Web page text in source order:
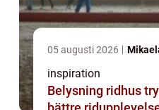
05 augusti 2026
inspiration
Belysning ridhus trygghet, funktion och